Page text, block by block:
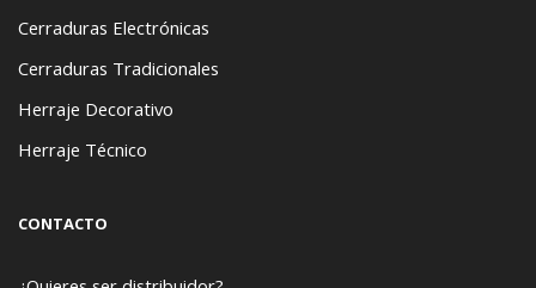
Cerraduras Electrónicas
Cerraduras Tradicionales
Herraje Decorativo
Herraje Técnico
CONTACTO